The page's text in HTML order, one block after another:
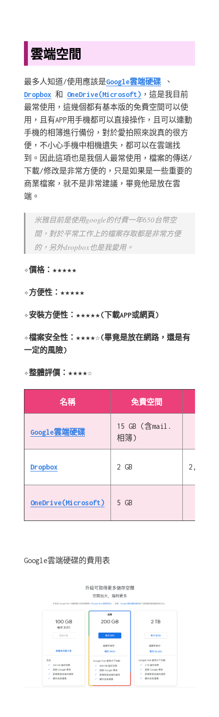
雲端空間
最多人知道/使用應該是Google雲端硬碟 、
Dropbox 和 OneDrive(Microsoft) ，這是我目前
最常使用，這幾個都有基本版的免費空間可以使
用，且有APP用手機都可以直接操作，且可以連動
手機的相簿進行備份，對於愛拍照來說真的很方
便，不小心手機中相機遺失，都可以在雲端找
到。因此這項也是我個人最常使用，檔案的傳送/
下載/修改是非常方便的，只是如果是一些重要的
商業檔案，就不是非常建議，畢竟他是放在雲
端。
米雅目前是使用google的付費一年650台幣空
間，對於平常工作上的檔案存取都是非常方便
的，另外dropbox也是我愛用。
✧價格：★★★★★
✧方便性：★★★★★
✧安裝方便性：★★★★★(下載APP或網頁)
✧檔案安全性：★★★★☆(畢竟是放在網路，還是有
一定的風險)
✧整體評價：★★★★☆
名稱 免費空間
Google雲端硬碟
15 GB (含mail.
相簿)
Dropbox 2 GB 2,000GB
OneDrive(Microsoft) 5 GB
Google雲端硬碟的費用表